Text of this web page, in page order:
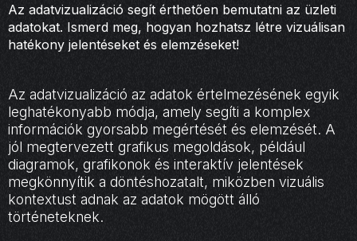
Az adatvizualizáció segít érthetően bemutatni az üzleti
adatokat. Ismerd meg, hogyan hozhatsz létre vizuálisan
hatékony jelentéseket és elemzéseket!
Az adatvizualizáció az adatok értelmezésének egyik
leghatékonyabb módja, amely segíti a komplex
információk gyorsabb megértését és elemzését. A
jól megtervezett grafikus megoldások, például
diagramok, grafikonok és interaktív jelentések
megkönnyítik a döntéshozatalt, miközben vizuális
kontextust adnak az adatok mögött álló
történeteknek.